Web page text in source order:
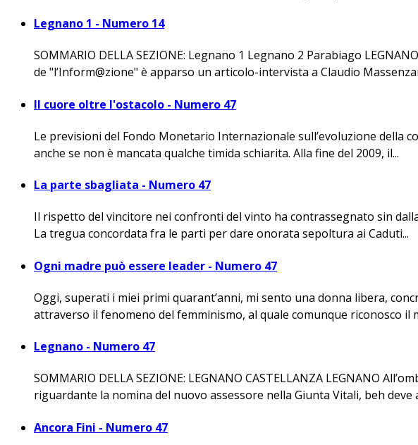
Legnano 1 - Numero 14
SOMMARIO DELLA SEZIONE: Legnano 1 Legnano 2 Parabiago
de "l’Inform@zione" è apparso un articolo-intervista a Claudio
Il cuore oltre l'ostacolo - Numero 47
Le previsioni del Fondo Monetario Internazionale sull’evoluzione della
anche se non è mancata qualche timida schiarita. Alla fine del 2009, il...
La parte sbagliata - Numero 47
Il rispetto del vincitore nei confronti del vinto ha contrassegnato sin
La tregua concordata fra le parti per dare onorata sepoltura ai Caduti...
Ogni madre può essere leader - Numero 47
Oggi, superati i miei primi quarant’anni, mi sento una donna libera,
attraverso il fenomeno del femminismo, al quale comunque riconosco il
Legnano - Numero 47
SOMMARIO DELLA SEZIONE: LEGNANO CASTELLANZA LEGNANO
riguardante la nomina del nuovo assessore nella Giunta Vitali, beh deve
Ancora Fini - Numero 47